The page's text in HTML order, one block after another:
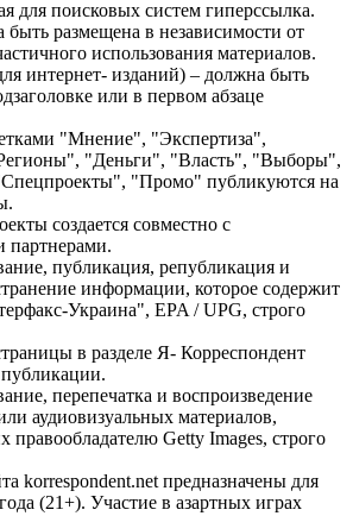
для поисковых систем гиперссылка.
размещена в независимости от
использования материалов.
интернет- изданий) – должна быть
или в первом абзаце
"Мнение", "Экспертиза",
"Деньги", "Власть", "Выборы",
"Промо" публикуются на
создается совместно с
партнерами.
публикация, републикация и
информации, которое содержит
Украина", EPA / UPG, строго
в разделе Я- Корреспондент
публикации.
перепечатка и воспроизведение
аудиовизуальных материалов,
правообладателю Getty Images, строго
korrespondent.net предназначены для
(21+). Участие в азартных играх